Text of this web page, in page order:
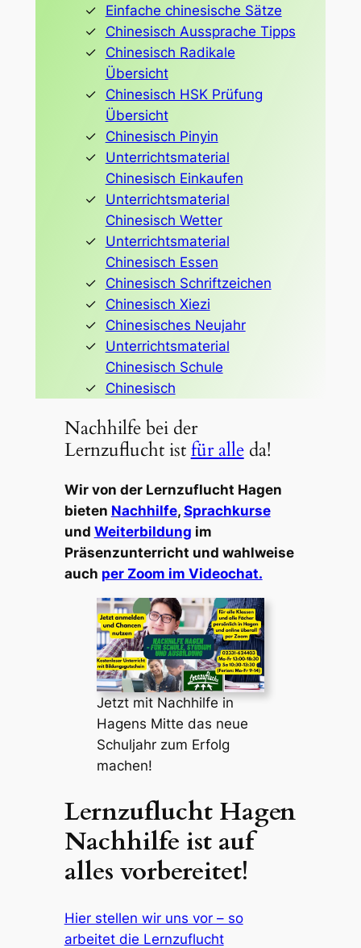
Einfache chinesische Sätze
Chinesisch Aussprache Tipps
Chinesisch Radikale
Übersicht
Chinesisch HSK Prüfung
Übersicht
Chinesisch Pinyin
Unterrichtsmaterial
Chinesisch Einkaufen
Unterrichtsmaterial
Chinesisch Wetter
Unterrichtsmaterial
Chinesisch Essen
Chinesisch Schriftzeichen
Chinesisch Xiezi
Chinesisches Neujahr
Unterrichtsmaterial
Chinesisch Schule
Chinesisch
Nachhilfe bei der
Lernzuflucht istfür alleda!
Wir von der Lernzuflucht Hagen
bieten Nachhilfe, Sprachkurse
und Weiterbildung im
Präsenzunterricht und wahlweise
auch per Zoom im Videochat.
Jetzt mit Nachhilfe in
Hagens Mitte das neue
Schuljahr zum Erfolg
machen!
Lernzuflucht Hagen
Nachhilfe ist auf
alles vorbereitet!
Hier stellen wir uns vor – so
arbeitet die Lernzuflucht